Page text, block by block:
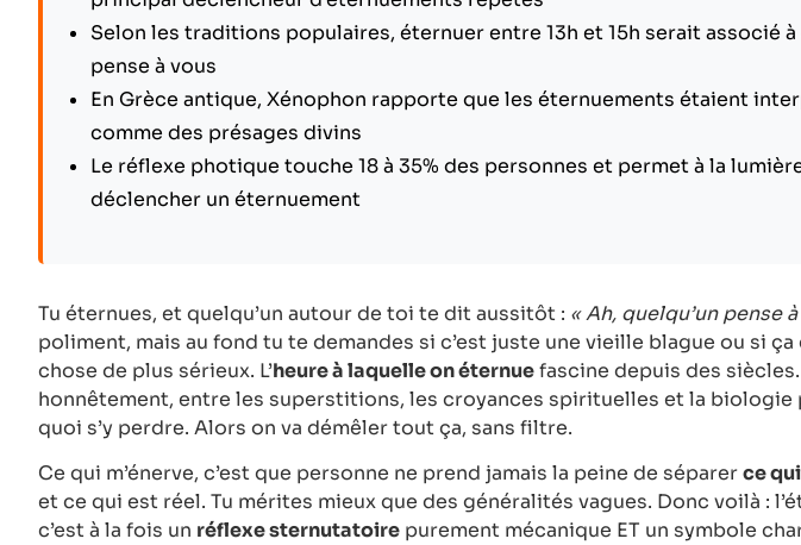
Selon les traditions populaires, éternuer entre 13h et 15h serait associé à
pense à vous
En Grèce antique, Xénophon rapporte que les éternuements étaient
comme des présages divins
Le réflexe photique touche 18 à 35% des personnes et permet à la
déclencher un éternuement
Tu éternues, et quelqu’un autour de toi te dit aussitôt : « Ah, quelqu’un pense
poliment, mais au fond tu te demandes si c’est juste une vieille blague ou si
chose de plus sérieux. L’heure à laquelle on éternuefascine depuis des
honnêtement, entre les superstitions, les croyances spirituelles et la biologie
quoi s’y perdre. Alors on va démêler tout ça, sans filtre.
Ce qui m’énerve, c’est que personne ne prend jamais la peine de séparerce
et ce qui est réel. Tu mérites mieux que des généralités vagues. Donc voilà :
c’est à la fois un réflexe sternutatoire purement mécanique ET un symbole